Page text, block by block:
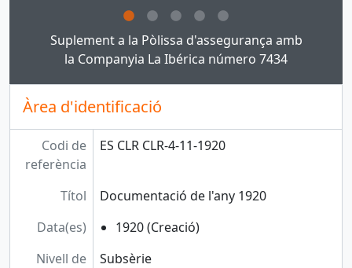
Clicking this description title link will open the
Suplement a la Pòlissa d'assegurança amb
la Companyia La Ibérica número 7434
Àrea d'identificació
Codi de
referència
ES CLR CLR-4-11-1920
Títol
Documentació de l'any 1920
Data(es)
1920 (Creació)
Nivell de
Subsèrie